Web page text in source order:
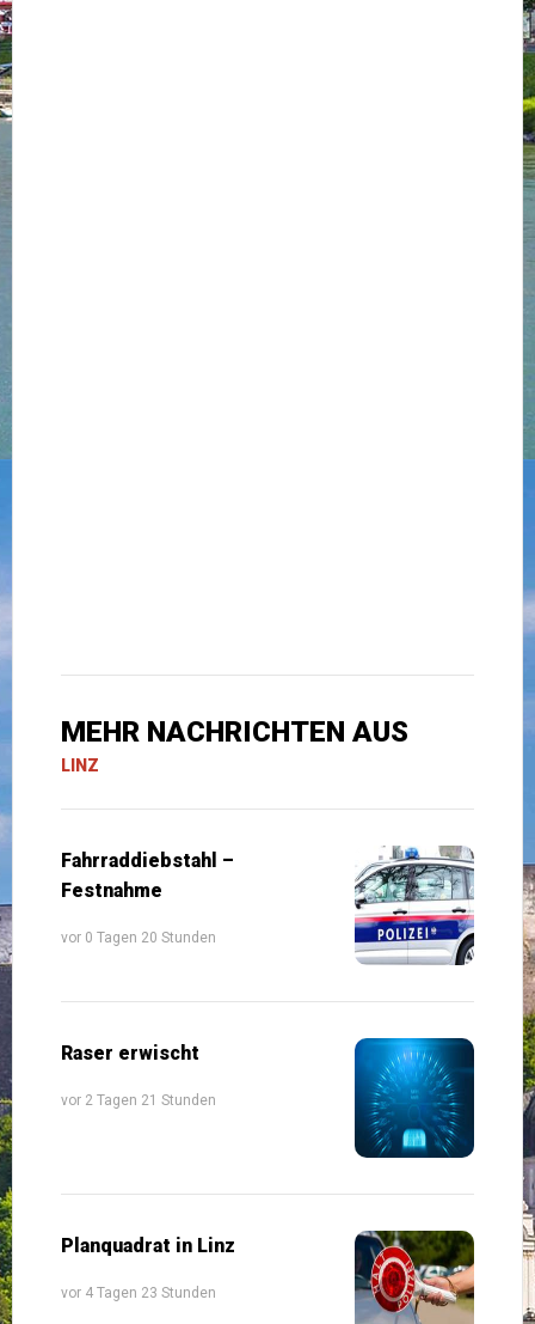
MEHR NACHRICHTEN AUS
LINZ
Fahrraddiebstahl –
Festnahme
vor 0 Tagen 20 Stunden
Raser erwischt
vor 2 Tagen 21 Stunden
Planquadrat in Linz
vor 4 Tagen 23 Stunden